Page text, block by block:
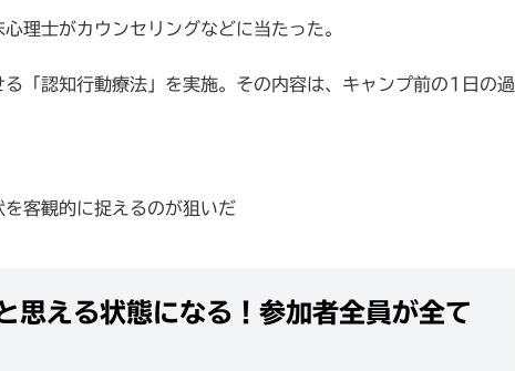
理士がカウンセリングなどに当たった。
「認知行動療法」を実施。その内容は、キャンプ前の1日の過
客観的に捉えるのが狙いだ
思える状態になる！参加者全員が全て